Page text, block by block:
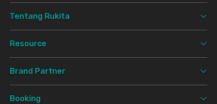
Tentang Rukita
Resource
Brand Partner
Booking